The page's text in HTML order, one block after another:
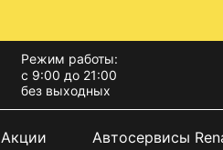
Режим работы:
с 9:00 до 21:00
без выходных
Акции Автосервисы